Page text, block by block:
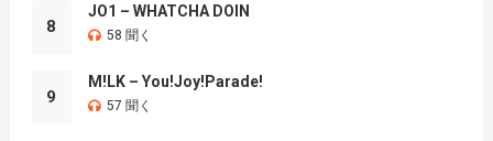
8
JO1 – WHATCHA DOIN
58 聞く
9
M!LK – You!Joy!Parade!
57 聞く